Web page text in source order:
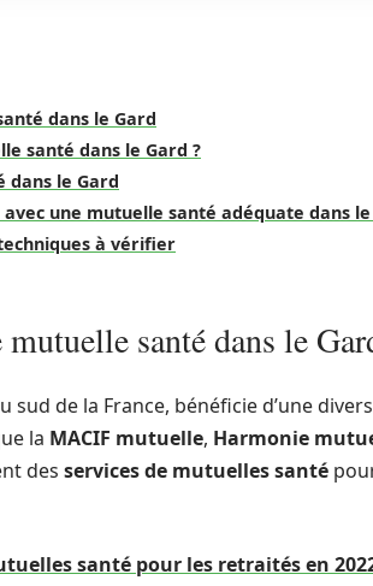
dans le Gard
santé dans le Gard ?
dans le Gard
une mutuelle santé adéquate dans le
à vérifier
santé dans le
de la France, bénéficie d’une
la MACIF mutuelle, Harmonie
des services de mutuelles santé
santé pour les retraités en